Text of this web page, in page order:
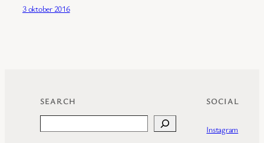
3 oktober 2016
SEARCH SOCIAL
Instagram